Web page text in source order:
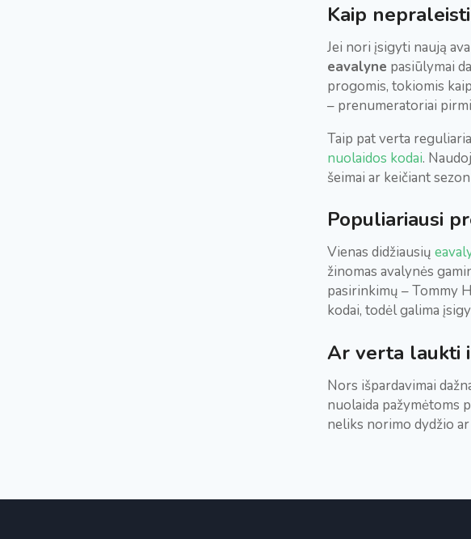
Kaip
Jei nori įsigyti naują
eavalyne pasiūlymai
progomis, tokiomis
– prenumeratoriai
Taip pat verta
nuolaidos kodai.
šeimai ar keičiant
Populiariausi
Vienas didžiausių
žinomas avalynės
pasirinkimų – Tommy
kodai, todėl galima
Ar verta laukti
Nors išpardavimai
nuolaida pažymėtoms
neliks norimo dydžio